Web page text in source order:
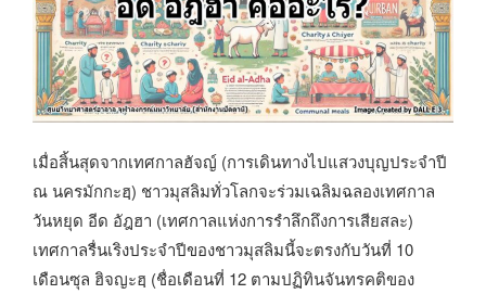
เมื่อสิ้นสุดจากเทศกาลฮัจญ์ (การเดินทางไปแสวงบุญประจำปี
ณ นครมักกะฮฺ) ชาวมุสลิมทั่วโลกจะร่วมเฉลิมฉลองเทศกาล
วันหยุด อีด อัฎฮา (เทศกาลแห่งการรำลึกถึงการเสียสละ)
เทศกาลรื่นเริงประจำปีของชาวมุสลิมนี้จะตรงกับวันที่ 10
เดือนซุล ฮิจญะฮฺ (ชื่อเดือนที่ 12 ตามปฏิทินจันทรคติของ